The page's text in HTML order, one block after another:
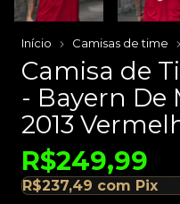
Início Camisas de time
Camisa de
- Bayern De
2013
R$249,99
R$237,49 com Pix